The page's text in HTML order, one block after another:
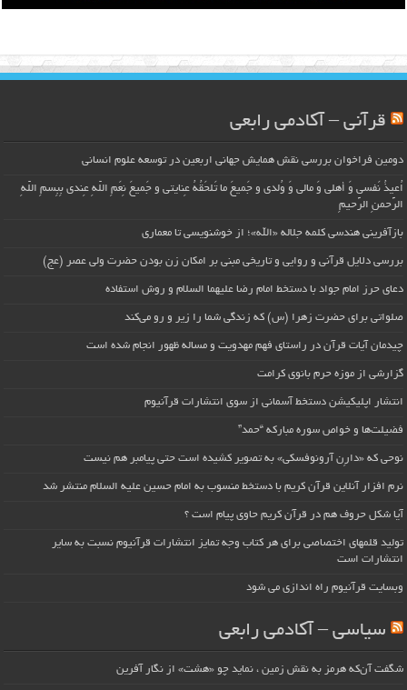
قرآنی – آکادمی رابعی
دومین فراخوان بررسی نقش همایش جهانی اربعین در توسعه علوم انسانی
اُعیذُ نَفسی وَ أهلی وَ مالی وَ وُلدی و جَمیعَ ما تَلحَقُهُ عِنایتی و جَمیعَ نِعَمِ اللّهِ عِندی بِبِسمِ اللّهِ
الرَّحمنِ الرَّحیمِ
بازآفرینی هندسی کلمه جلاله «الله»؛ از خوشنویسی تا معماری
بررسی دلایل قرآنی و روایی و تاریخی مبنی بر امکان زن بودن حضرت ولی عصر (عج)
دعای حرز امام جواد با دستخط امام رضا علیهما السلام و روش استفاده
صلواتی برای حضرت زهرا (س) که زندگی شما را زیر و رو می‌کند
چیدمان آیات قرآن در راستای فهم مهدویت و مساله ظهور انجام شده است
گزارشی از موزه حرم بانوی کرامت
انتشار اپلیکیشن دستخط آسمانی از سوی انتشارات قرآنیوم
فضیلت‌ها و خواص سوره مبارکه “حمد”
نوحی که «دارِن آرونوفسکی» به تصویر کشیده است حتی پیامبر هم نیست
نرم افزار آنلاین قرآن کریم با دستخط منسوب به امام حسین علیه السلام منتشر شد
آیا شکل حروف هم در قرآن کریم حاوی پیام است ؟
تولید قلمهای اختصاصی برای هر کتاب وجه تمایز انتشارات قرآنیوم نسبت به سایر
انتشارات است
وبسایت قرآنیوم راه اندازی می شود
سیاسی – آکادمی رابعی
شگفت آن‌که هرمز به نقش زمین ، نماید چو «هشت» از نگار آفرین